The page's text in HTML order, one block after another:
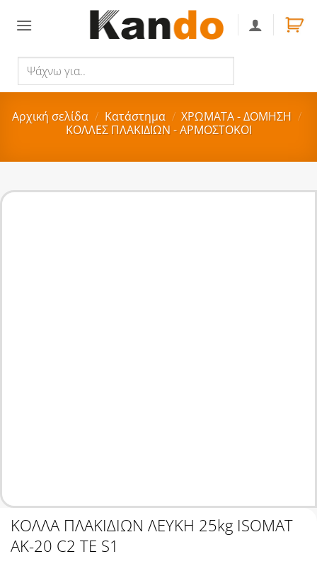
για..
Αρχική σελίδα / Κατάστημα / ΧΡΩΜΑΤΑ - ΔΟΜΗΣΗ /
ΚΟΛΛΕΣ ΠΛΑΚΙΔΙΩΝ - ΑΡΜΟΣΤΟΚΟΙ
ΚΟΛΛΑ ΠΛΑΚΙΔΙΩΝ ΛΕΥΚΗ 25kg ISOMAT
AK-20 C2 TE S1